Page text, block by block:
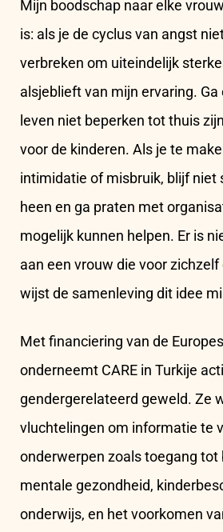
Mijn boodschap naar elke
is: als je de cyclus van angst
verbreken om uiteindelijk
alsjeblieft van mijn ervaring. Ga
leven niet beperken tot thuis
voor de kinderen. Als je te
intimidatie of misbruik, blijf niet
heen en ga praten met
mogelijk kunnen helpen. Er is
aan een vrouw die voor
wijst de samenleving dit idee
Met financiering van de
onderneemt CARE in Turkije
gendergerelateerd geweld. Ze
vluchtelingen om informatie te
onderwerpen zoals toegang tot
mentale gezondheid,
onderwijs, en het voorkomen